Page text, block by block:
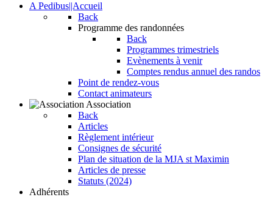
A Pedibus||Accueil
Back
Programme des randonnées
Back
Programmes trimestriels
Evènements à venir
Comptes rendus annuel des randos
Point de rendez-vous
Contact animateurs
Association
Back
Articles
Règlement intérieur
Consignes de sécurité
Plan de situation de la MJA st Maximin
Articles de presse
Statuts (2024)
Adhérents